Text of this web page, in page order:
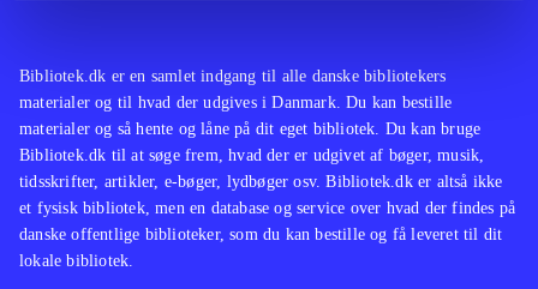
Bibliotek.dk er en samlet indgang til alle danske bibliotekers
materialer og til hvad der udgives i Danmark. Du kan bestille
materialer og så hente og låne på dit eget bibliotek. Du kan bruge
Bibliotek.dk til at søge frem, hvad der er udgivet af bøger, musik,
tidsskrifter, artikler, e-bøger, lydbøger osv. Bibliotek.dk er altså ikke
et fysisk bibliotek, men en database og service over hvad der findes på
danske offentlige biblioteker, som du kan bestille og få leveret til dit
lokale bibliotek.